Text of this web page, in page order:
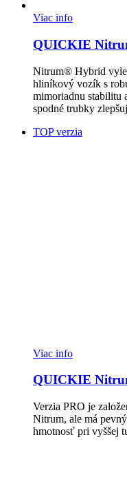
Viac info
QUICKIE
Nitrum® Hybrid
hliníkový vozík s
mimoriadnu stabilitu
spodné trubky
TOP verzia
Viac info
QUICKIE
Verzia PRO je
Nitrum, ale má
hmotnosť pri vyššej